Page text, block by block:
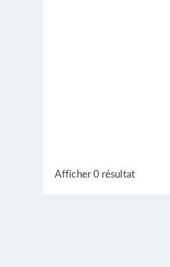
Afficher 0 résultat